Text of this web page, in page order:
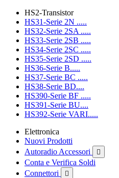
HS2-Transistor
HS31-Serie 2N .....
HS32-Serie 2SA .....
HS33-Serie 2SB .....
HS34-Serie 2SC .....
HS35-Serie 2SD .....
HS36-Serie B.....
HS37-Serie BC .....
HS38-Serie BD....
HS390-Serie BF .....
HS391-Serie BU....
HS392-Serie VARI.....
Elettronica
Nuovi Prodotti
Autoradio Accessori

Conta e Verifica Soldi
Connettori
